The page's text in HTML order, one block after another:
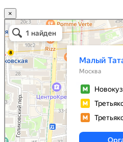
×
Москва
Малый Татарский переулок, 8 на карте
Яндекс.Карты